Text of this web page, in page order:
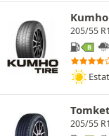
Kumho
205/55
B
205/55